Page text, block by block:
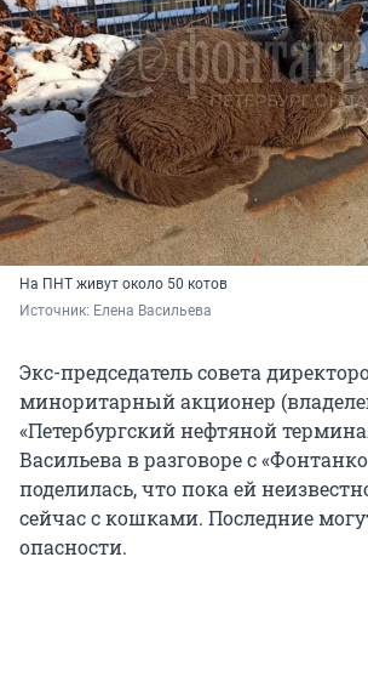
На ПНТ живут около 50 котов
Источник: Елена Васильева
Экс-председатель совета
миноритарный акционер
«Петербургский нефтяной
Васильева в разговоре с
поделилась, что пока ей
сейчас с кошками. Последние
опасности.